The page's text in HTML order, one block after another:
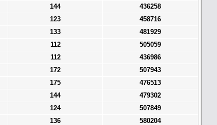
144
436258
123
458716
133
481929
112
505059
112
436986
172
507943
175
476513
144
479302
124
507849
136
580204